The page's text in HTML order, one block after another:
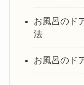
お風呂のド
法
お風呂のド